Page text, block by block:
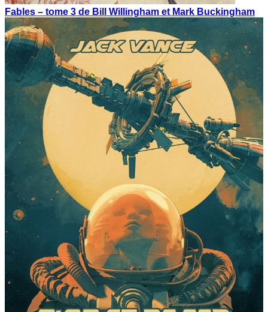
Fables – tome 3 de Bill Willingham et Mark Buckingham